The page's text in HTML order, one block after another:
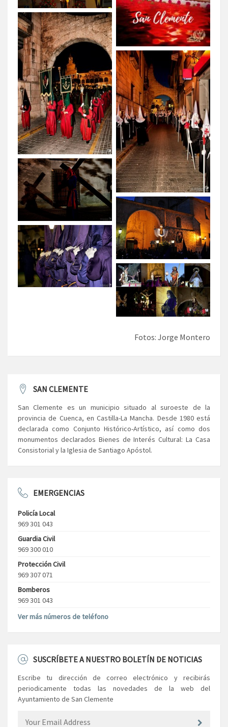
Fotos: Jorge Montero
SAN CLEMENTE
San Clemente es un municipio situado al suroeste de la
provincia de Cuenca, en Castilla-La Mancha. Desde 1980 está
declarada como Conjunto Histórico-Artístico, así como dos
monumentos declarados Bienes de Interés Cultural: La Casa
Consistorial y la Iglesia de Santiago Apóstol.
EMERGENCIAS
Policía Local
969 301 043
Guardia Civil
969 300 010
Protección Civil
969 307 071
Bomberos
969 301 043
Ver más números de teléfono
SUSCRÍBETE A NUESTRO BOLETÍN DE NOTICIAS
Escribe tu dirección de correo electrónico y recibirás
periodicamente todas las novedades de la web del
Ayuntamiento de San Clemente